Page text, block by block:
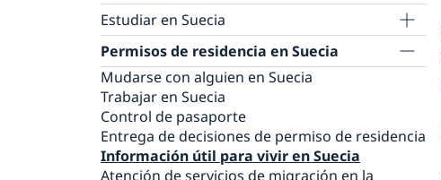
Visitar Suecia por menos de 90 días
Requisitos de ingreso a Suecia
Visitar Suecia por más de 90 días
Estudiar en Suecia
Reconocimiento y evaluación de estudios
extranjeros
Permisos de residencia en Suecia
Mudarse con alguien en Suecia
Trabajar en Suecia
Control de pasaporte
Entrega de decisiones de permiso de residencia
Información útil para vivir en Suecia
Atención de servicios de migración en la